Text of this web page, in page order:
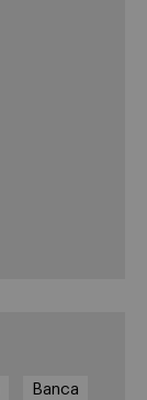
Banca